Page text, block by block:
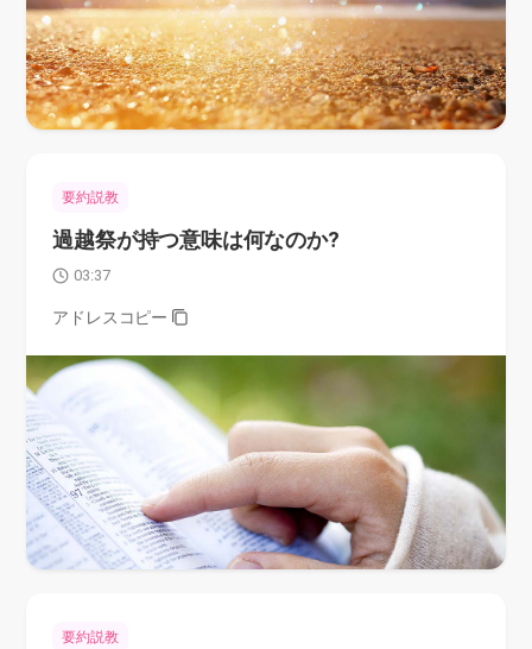
要約説教
過越祭が持つ意味は何なのか?
03:37
アドレスコピー
要約説教